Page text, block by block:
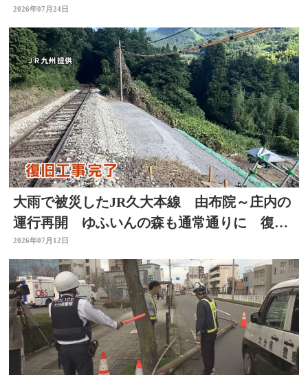
伯市
2026年07月24日
大雨で被災したJR久大本線 由布院～庄内の
運行再開 ゆふいんの森も通常通りに 復旧
工事完了 大分
2026年07月12日